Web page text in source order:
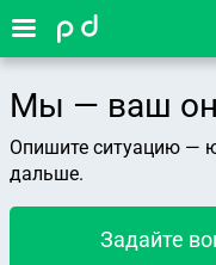
Мы — ваш
Опишите ситуацию —
дальше.
Задайте